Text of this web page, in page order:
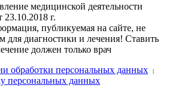
медицинской деятельности
г.
публикуемая на сайте, не
для диагностики и лечения! Ставить
должен только врач
обработки персональных данных
|
персональных данных